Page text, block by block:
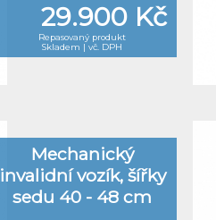
29.900 Kč
Repasovaný produkt
Skladem | vč. DPH
Mechanický
invalidní vozík, šířky
sedu 40 - 48 cm